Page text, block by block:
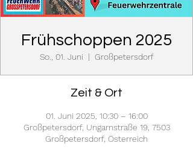
Frühschoppen 2025
So., 01. Juni
  |
Großpetersdorf
Zeit & Ort
01. Juni 2025, 10:30 – 16:00
Großpetersdorf, Ungarnstraße 19, 7503
Großpetersdorf, Österreich